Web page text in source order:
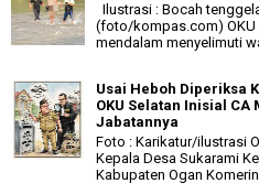
Ilustrasi : Bocah
(foto/kompas.com) OKU
mendalam menyelimuti
Usai Heboh Diperiksa
OKU Selatan Inisial
Jabatannya
Foto : Karikatur/ilustrasi
Kepala Desa Sukarami
Kabupaten Ogan